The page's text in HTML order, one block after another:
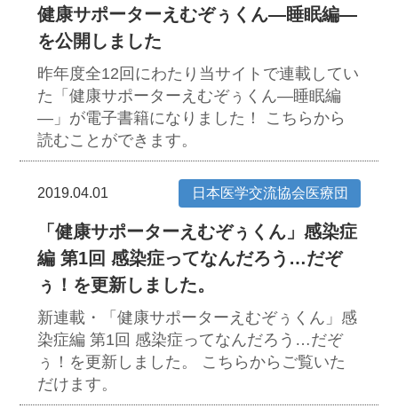
健康サポーターえむぞぅくん―睡眠編―
を公開しました
昨年度全12回にわたり当サイトで連載してい
た「健康サポーターえむぞぅくん―睡眠編
―」が電子書籍になりました！
こちらから
読むことができます。
2019.04.01 日本医学交流協会医療団
「健康サポーターえむぞぅくん」感染症
編 第1回 感染症ってなんだろう…だぞ
ぅ！を更新しました。
新連載・「健康サポーターえむぞぅくん」感
染症編 第1回 感染症ってなんだろう…だぞ
ぅ！を更新しました。
こちらからご覧いた
だけます。